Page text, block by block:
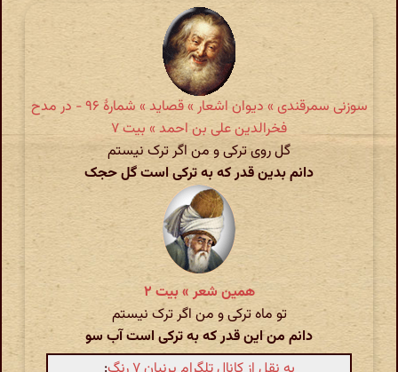
سوزنی سمرقندی » دیوان اشعار » قصاید » شمارهٔ ۹۶ - در مدح
فخرالدین علی بن احمد » بیت ۷
گل روی ترکی و من اگر ترک نیستم
دانم بدین قدر که به ترکی است گل حجک
همین شعر » بیت ۲
تو ماه ترکی و من اگر ترک نیستم
دانم من این قدر که به ترکی است آب سو